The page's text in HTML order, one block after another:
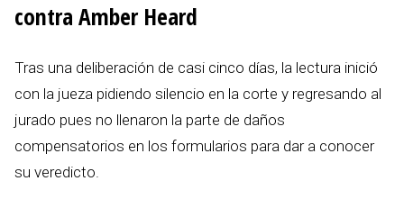
contra Amber Heard
Tras una deliberación de casi cinco días, la lectura inició
con la jueza pidiendo silencio en la corte y regresando al
jurado pues no llenaron la parte de daños
compensatorios en los formularios para dar a conocer
su veredicto.